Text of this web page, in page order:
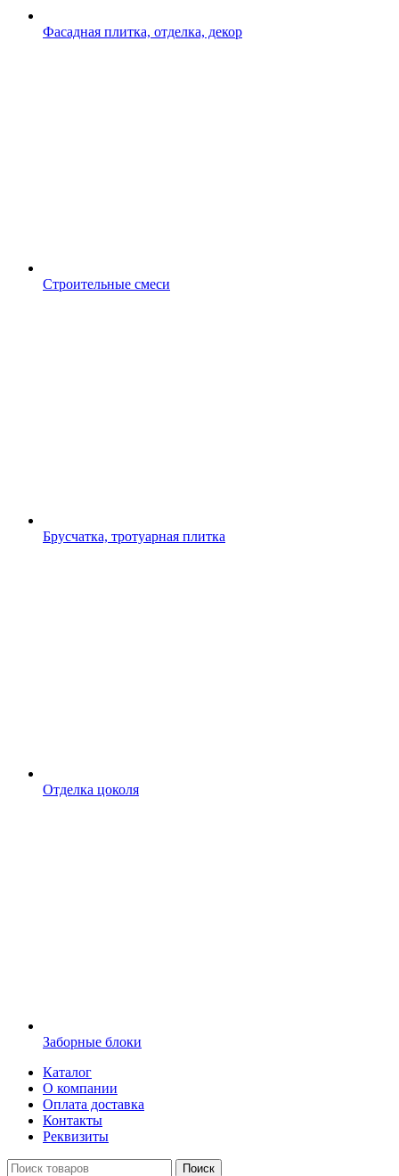
Фасадная плитка, отделка, декор
Строительные смеси
Брусчатка, тротуарная плитка
Отделка цоколя
Заборные блоки
Каталог
О компании
Оплата доставка
Контакты
Реквизиты
Поиск